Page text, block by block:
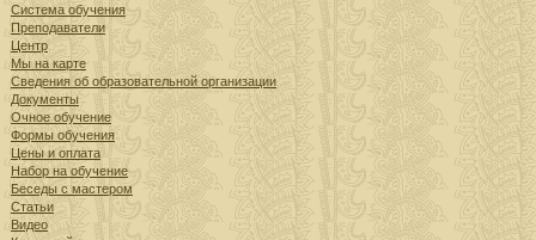
Система обучения
Преподаватели
Центр
Мы на карте
Сведения об образовательной организации
Документы
Очное обучение
Формы обучения
Цены и оплата
Набор на обучение
Беседы с мастером
Статьи
Видео